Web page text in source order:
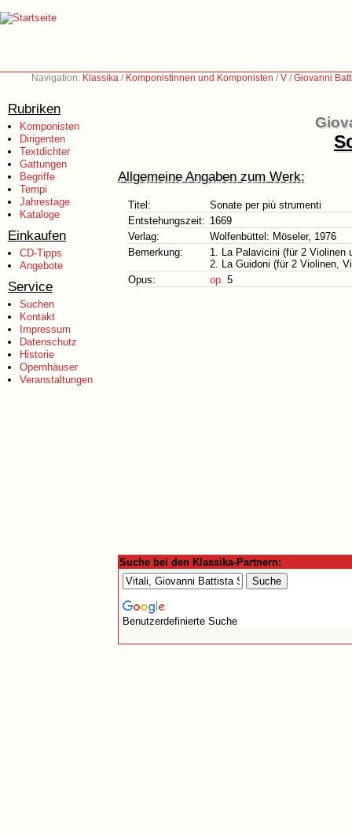
Navigation: Klassika / Komponistinnen und Komponisten /V /Giovanni
Rubriken
Komponisten
Dirigenten
Textdichter
Gattungen
Begriffe
Tempi
Jahrestage
Kataloge
Einkaufen
CD-Tipps
Angebote
Service
Suchen
Kontakt
Impressum
Datenschutz
Historie
Opernhäuser
Veranstaltungen
Allgemeine Angaben zum Werk:
Titel:
Sonate per più strumenti
Entstehungszeit: 1669
Verlag:
Wolfenbüttel: Möseler, 1976
Bemerkung:
1. La Palavicini (für 2 Violinen
2. La Guidoni (für 2 Violinen,
Opus:
op. 5
Suche bei den Klassika-Partnern:
Benutzerdefinierte Suche